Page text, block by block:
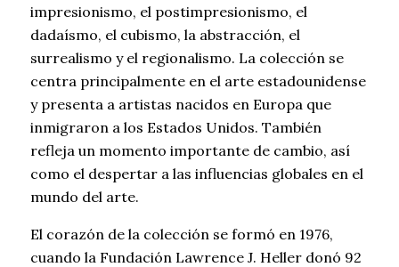
impresionismo, el postimpresionismo, el
dadaísmo, el cubismo, la abstracción, el
surrealismo y el regionalismo. La colección se
centra principalmente en el arte estadounidense
y presenta a artistas nacidos en Europa que
inmigraron a los Estados Unidos. También
refleja un momento importante de cambio, así
como el despertar a las influencias globales en el
mundo del arte.
El corazón de la colección se formó en 1976,
cuando la Fundación Lawrence J. Heller donó 92